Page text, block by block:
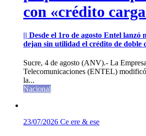
con «crédito
|| Desde el 1ro de agosto Entel lanzó
dejan sin utilidad el crédito de doble
Sucre, 4 de agosto (ANV).- La
Telecomunicaciones (ENTEL)
la...
Nacional
23/07/2026 Ce ere & ese